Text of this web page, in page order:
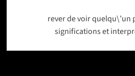
rever de voir quelqu\’un
significations et